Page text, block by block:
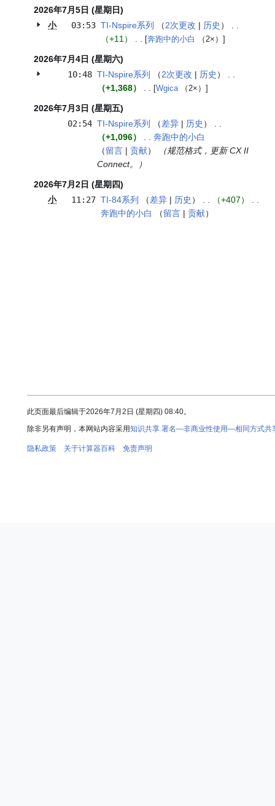
2026年7月5日 (星期日)
小03:53 TI-Nspire系列 2次更改
历史
+11
[奔跑中的小白 （2×） ]
2026年7月4日 (星期六)
10:48 TI-Nspire系列 2次更改
历史
+1,368
[Wgica（2×） ]
2026年7月3日 (星期五)
02:54 TI-Nspire系列 差异
历史
+1,096
奔跑中的小白
留言
贡献
（规范格式，更新 CX II
Connect。）
2026年7月2日 (星期四)
小11:27 TI-84系列 差异 历史
+407
奔跑中的小白
留言 贡献
此页面最后编辑于2026年7月2日 (星期四) 08:40。
除非另有声明，本网站内容采用知识共享 署名—非商业性使用—相同方式共
隐私政策 关于计算器百科 免责声明